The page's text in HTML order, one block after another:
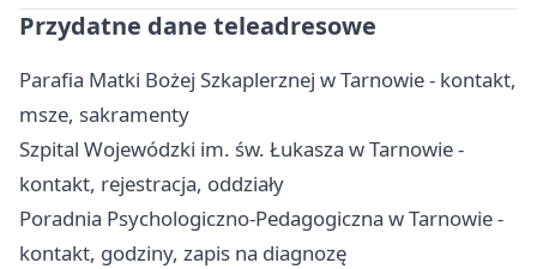
Przydatne dane teleadresowe
Parafia Matki Bożej Szkaplerznej w Tarnowie - kontakt,
msze, sakramenty
Szpital Wojewódzki im. św. Łukasza w Tarnowie -
kontakt, rejestracja, oddziały
Poradnia Psychologiczno-Pedagogiczna w Tarnowie -
kontakt, godziny, zapis na diagnozę